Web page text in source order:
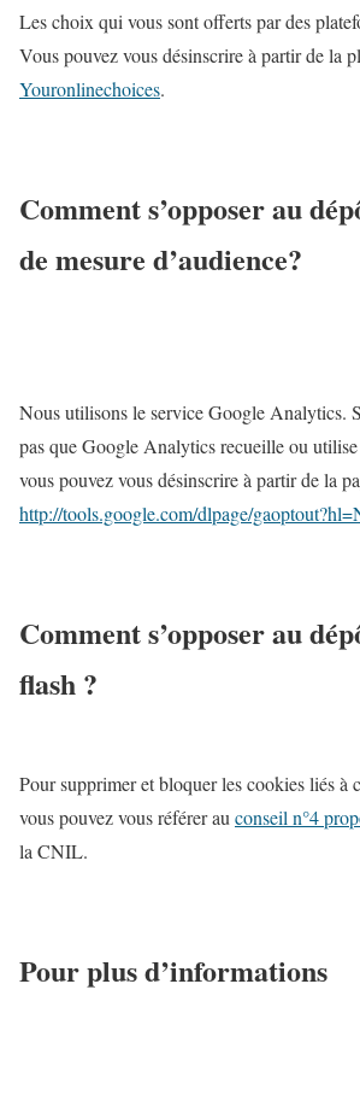
Les choix qui vous sont offerts par des
Vous pouvez vous désinscrire à partir de la
Youronlinechoices.
Comment s’opposer au
de mesure d’audience?
Nous utilisons le service Google Analytics.
pas que Google Analytics recueille ou
vous pouvez vous désinscrire à partir de la
http://tools.google.com/dlpage/
Comment s’opposer au
flash ?
Pour supprimer et bloquer les cookies liés à
vous pouvez vous référer au conseil n°4
la CNIL.
Pour plus d’informations